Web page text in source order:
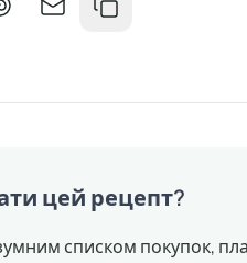
у Telegramу Pinterest
Поділитися через email
Копіювати
цей рецепт?
списком покупок,